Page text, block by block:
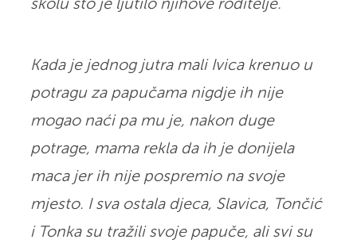
školu što je ljutilo njihove roditelje.
Kada je jednog jutra mali Ivica krenuo u
potragu za papučama nigdje ih nije
mogao naći pa mu je, nakon duge
potrage, mama rekla da ih je donijela
maca jer ih nije pospremio na svoje
mjesto. I sva ostala djeca, Slavica, Tončić
i Tonka su tražili svoje papuče, ali svi su